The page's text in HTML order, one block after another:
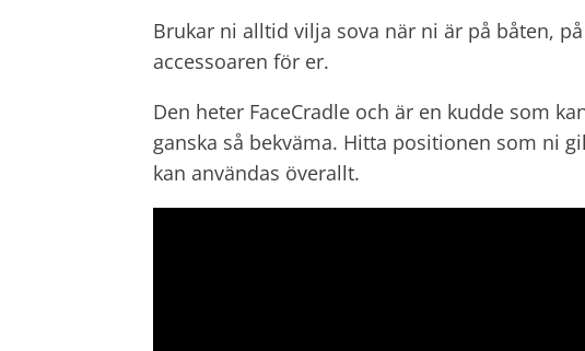
Brukar ni alltid vilja sova när ni är på båten,
accessoaren för er.
Den heter FaceCradle och är en kudde som
ganska så bekväma. Hitta positionen som ni
kan användas överallt.